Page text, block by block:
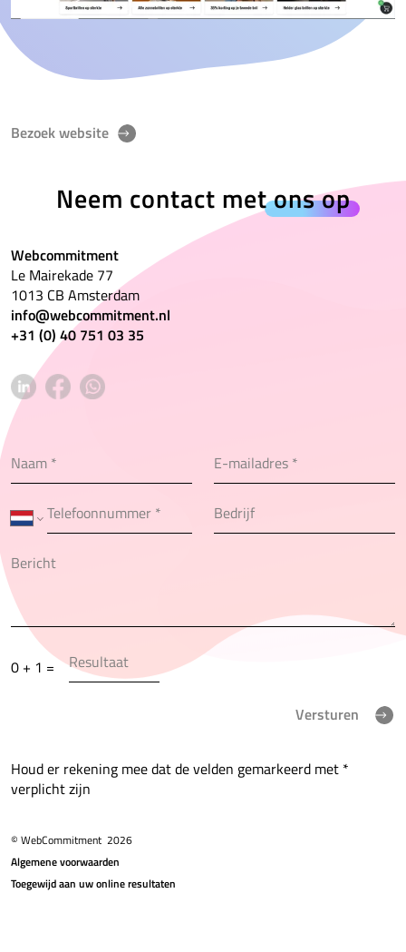
Bezoek website
Neem contact metons op
Webcommitment
Le Mairekade 77
1013 CB Amsterdam
info@webcommitment.nl
+31 (0) 40 751 03 35
0 + 1 =
Versturen
Houd er rekening mee dat de velden gemarkeerd met *
verplicht zijn
© WebCommitment 2026
Algemene voorwaarden
Toegewijd aan uw online resultaten